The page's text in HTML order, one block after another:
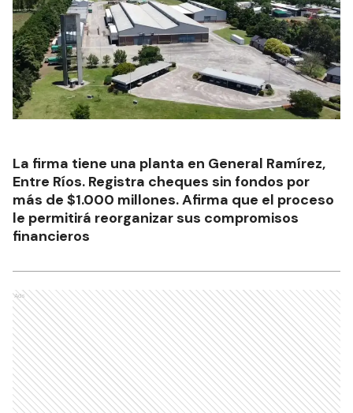
La firma tiene una planta en General Ramírez,
Entre Ríos. Registra cheques sin fondos por
más de $1.000 millones. Afirma que el proceso
le permitirá reorganizar sus compromisos
financieros
Ads